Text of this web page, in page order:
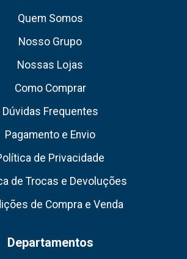
Quem Somos
Nosso Grupo
Nossas Lojas
Como Comprar
Dúvidas Frequentes
Pagamento e Envio
de Privacidade
de Trocas e Devoluções
de Compra e Venda
Departamentos